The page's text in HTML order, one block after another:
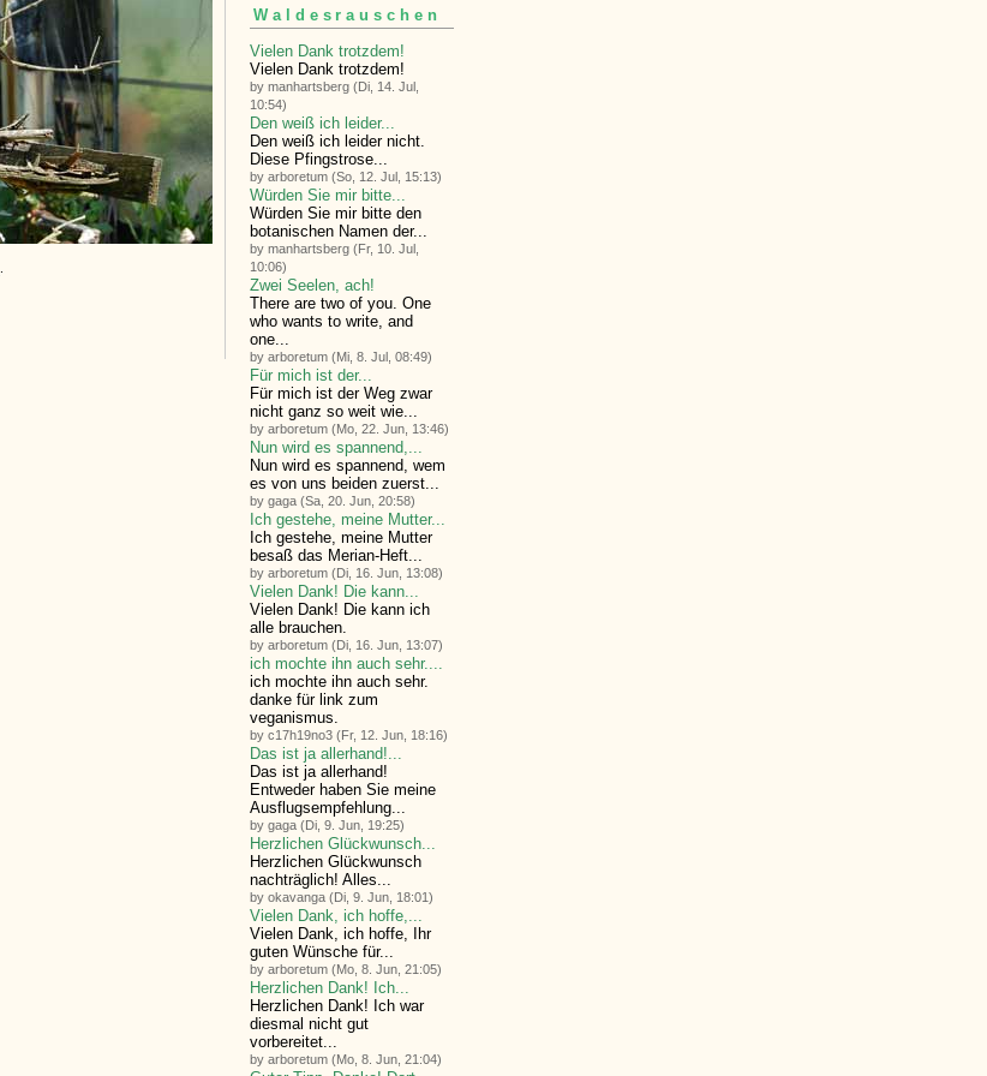
Waldesrauschen
Vielen Dank trotzdem!
Vielen Dank trotzdem!
by manhartsberg (Di, 14. Jul,
10:54)
Den weiß ich leider...
Den weiß ich leider nicht.
Diese Pfingstrose...
by arboretum (So, 12. Jul, 15:13)
Würden Sie mir bitte...
Würden Sie mir bitte den
botanischen Namen der...
by manhartsberg (Fr, 10. Jul,
10:06)
Zwei Seelen, ach!
There are two of you. One
who wants to write, and
one...
by arboretum (Mi, 8. Jul, 08:49)
Für mich ist der...
Für mich ist der Weg zwar
nicht ganz so weit wie...
by arboretum (Mo, 22. Jun, 13:46)
Nun wird es spannend,...
Nun wird es spannend, wem
es von uns beiden zuerst...
by gaga (Sa, 20. Jun, 20:58)
Ich gestehe, meine Mutter...
Ich gestehe, meine Mutter
besaß das Merian-Heft...
by arboretum (Di, 16. Jun, 13:08)
Vielen Dank! Die kann...
Vielen Dank! Die kann ich
alle brauchen.
by arboretum (Di, 16. Jun, 13:07)
ich mochte ihn auch sehr....
ich mochte ihn auch sehr.
danke für link zum
veganismus.
by c17h19no3 (Fr, 12. Jun, 18:16)
Das ist ja allerhand!...
Das ist ja allerhand!
Entweder haben Sie meine
Ausflugsempfehlung...
by gaga (Di, 9. Jun, 19:25)
Herzlichen Glückwunsch...
Herzlichen Glückwunsch
nachträglich! Alles...
by okavanga (Di, 9. Jun, 18:01)
Vielen Dank, ich hoffe,...
Vielen Dank, ich hoffe, Ihr
guten Wünsche für...
by arboretum (Mo, 8. Jun, 21:05)
Herzlichen Dank! Ich...
Herzlichen Dank! Ich war
diesmal nicht gut
vorbereitet...
by arboretum (Mo, 8. Jun, 21:04)